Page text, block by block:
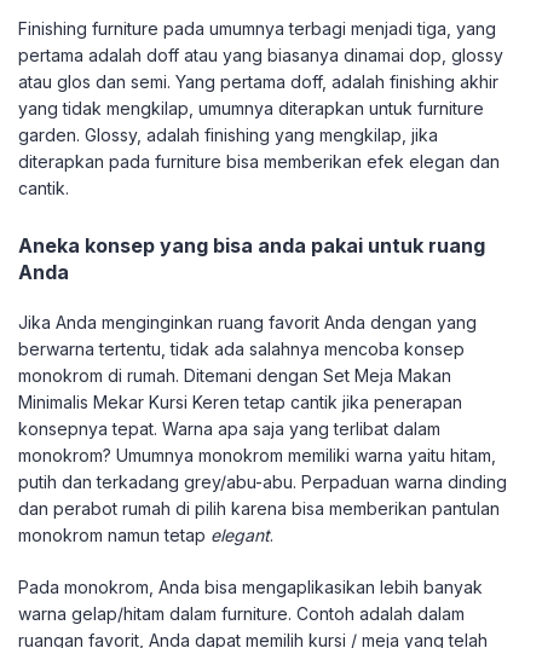
Finishing furniture pada umumnya terbagi menjadi tiga, yang
pertama adalah doff atau yang biasanya dinamai dop, glossy
atau glos dan semi. Yang pertama doff, adalah finishing akhir
yang tidak mengkilap, umumnya diterapkan untuk furniture
garden. Glossy, adalah finishing yang mengkilap, jika
diterapkan pada furniture bisa memberikan efek elegan dan
cantik.
Aneka konsep yang bisa anda pakai untuk ruang
Anda
Jika Anda menginginkan ruang favorit Anda dengan yang
berwarna tertentu, tidak ada salahnya mencoba konsep
monokrom di rumah. Ditemani dengan Set Meja Makan
Minimalis Mekar Kursi Keren tetap cantik jika penerapan
konsepnya tepat. Warna apa saja yang terlibat dalam
monokrom? Umumnya monokrom memiliki warna yaitu hitam,
putih dan terkadang grey/abu-abu. Perpaduan warna dinding
dan perabot rumah di pilih karena bisa memberikan pantulan
monokrom namun tetap elegant.
Pada monokrom, Anda bisa mengaplikasikan lebih banyak
warna gelap/hitam dalam furniture. Contoh adalah dalam
ruangan favorit, Anda dapat memilih kursi / meja yang telah